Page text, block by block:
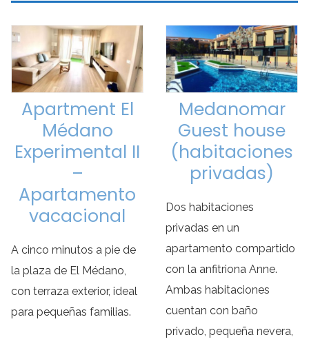
Apartment El
Médano
Experimental II
–
Apartamento
vacacional
A cinco minutos a pie de
la plaza de El Médano,
con terraza exterior, ideal
para pequeñas familias.
Medanomar
Guest house
(habitaciones
privadas)
Dos habitaciones
privadas en un
apartamento compartido
con la anfitriona Anne.
Ambas habitaciones
cuentan con baño
privado, pequeña nevera,